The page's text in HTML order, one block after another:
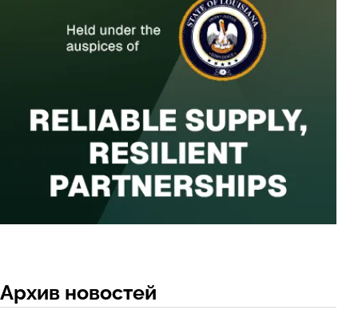
Архив новостей